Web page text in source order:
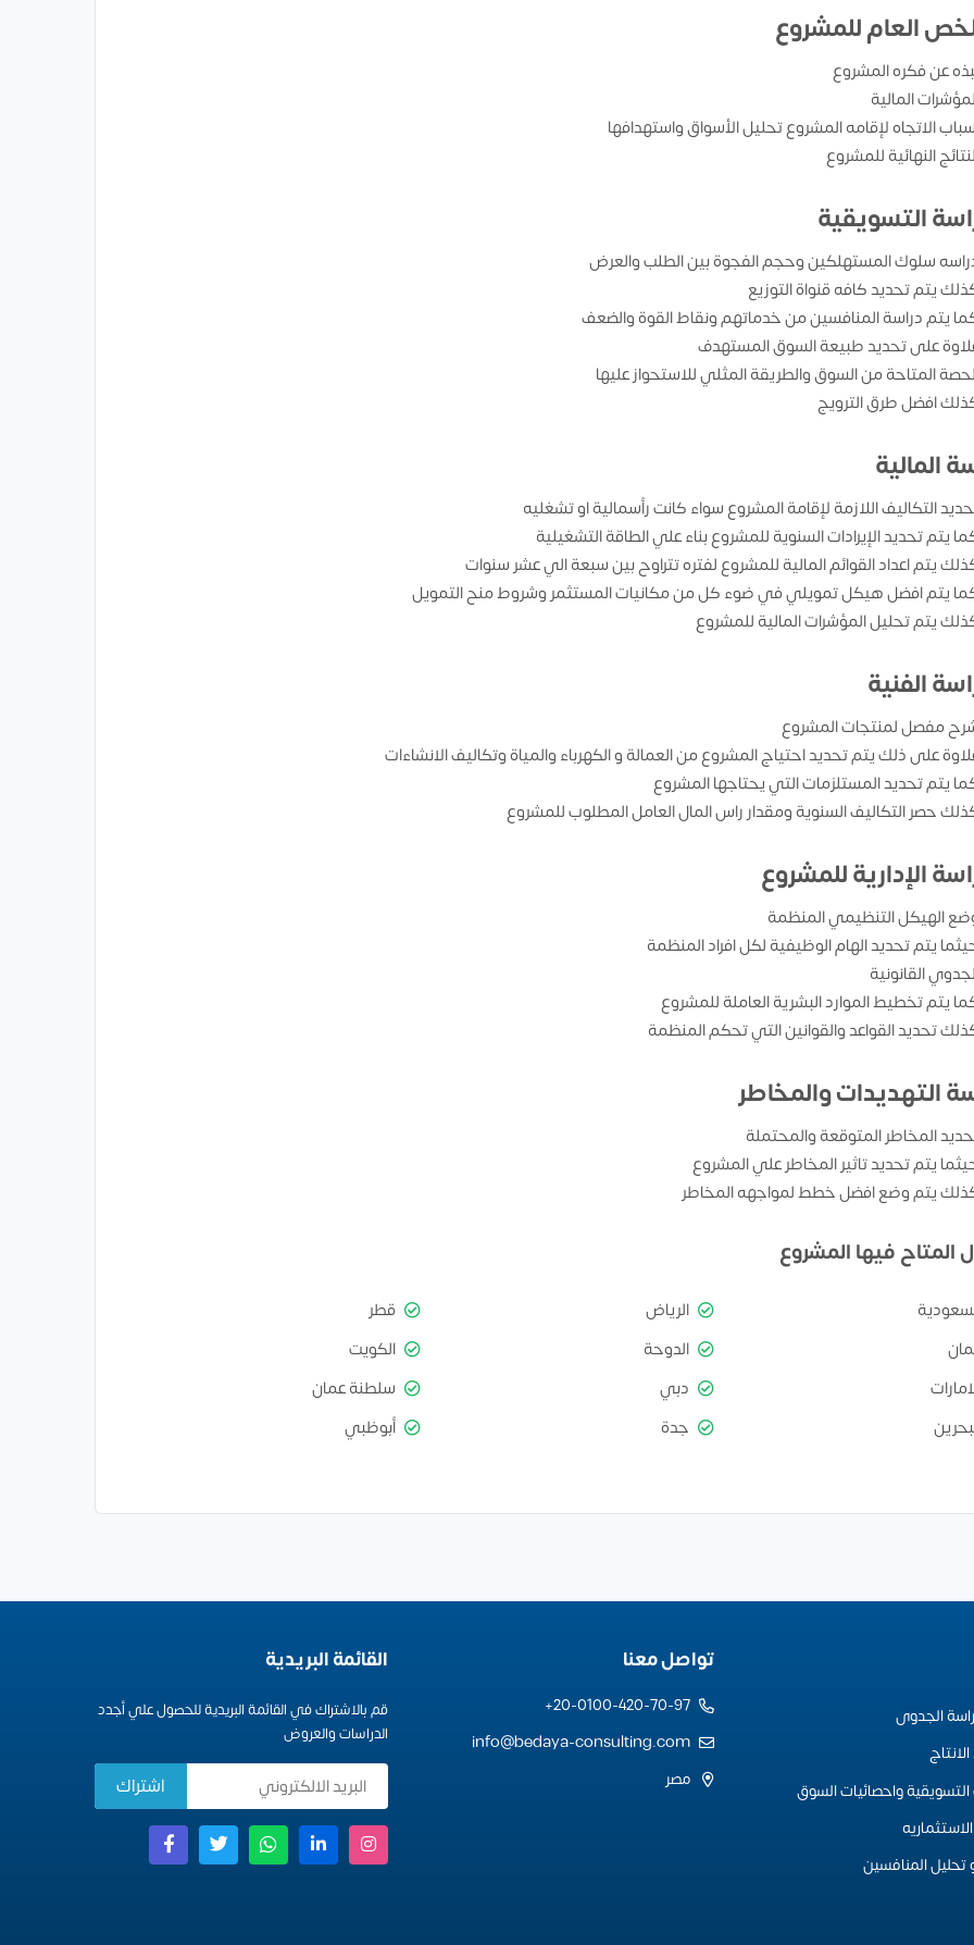
العام للمشروع
عن فكره المشروع
المالية
الاتجاه لإقامه المشروع تحليل الأسواق واستهدافها
النهائية للمشروع
التسويقية
سلوك المستهلكين وحجم الفجوة بين الطلب والعرض
يتم تحديد كافه قنواة التوزيع
يتم دراسة المنافسين من خدماتهم ونقاط القوة والضعف
على تحديد طبيعة السوق المستهدف
المتاحة من السوق والطريقة المثلي للاستحواز عليها
افضل طرق الترويج
المالية
التكاليف اللازمة لإقامة المشروع سواء كانت رأسمالية او تشغليه
يتم تحديد الإيرادات السنوية للمشروع بناء علي الطاقة التشغيلية
يتم اعداد القوائم المالية للمشروع لفتره تتراوح بين سبعة الي عشر سنوات
يتم افضل هيكل تمويلي في ضوء كل من مكانيات المستثمر وشروط منح التمويل
يتم تحليل المؤشرات المالية للمشروع
الفنية
مفصل لمنتجات المشروع
على ذلك يتم تحديد احتياج المشروع من العمالة و الكهرباء والمياة وتكاليف الانشاءات
يتم تحديد المستلزمات التي يحتاجها المشروع
حصر التكاليف السنوية ومقدار راس المال العامل المطلوب للمشروع
الإدارية للمشروع
الهيكل التنظيمي المنظمة
يتم تحديد الهام الوظيفية لكل افراد المنظمة
القانونية
يتم تخطيط الموارد البشرية العاملة للمشروع
تحديد القواعد والقوانين التي تحكم المنظمة
التهديدات والمخاطر
المخاطر المتوقعة والمحتملة
يتم تحديد تاثير المخاطر علي المشروع
يتم وضع افضل خطط لمواجهه المخاطر
المتاح فيها المشروع
الرياض
قطر
الدوحة
الكويت
دبي
سلطنة عمان
جدة أبوظبي
الجدوى
واحصائيات السوق
تحليل المنافسين
تواصل معنا
20-0100-420-70-97+
info@bedaya-consulting.com
مصر
القائمة البريدية
قم بالاشتراك في القائمة البريدية للحصول علي أجدد
الدراسات والعروض